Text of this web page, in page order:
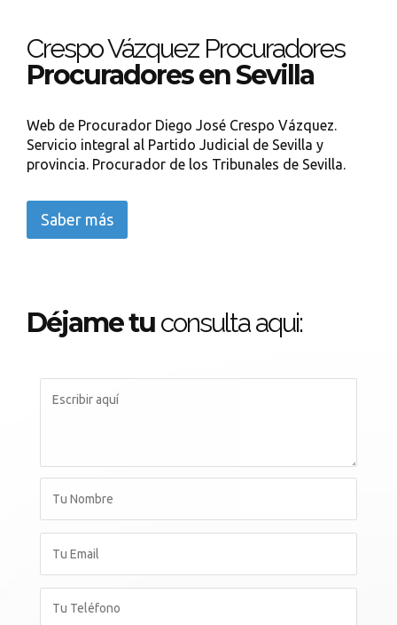
Crespo Vázquez Procuradores
Procuradores en Sevilla
Web de Procurador Diego José Crespo Vázquez.
Servicio integral al Partido Judicial de Sevilla y
provincia. Procurador de los Tribunales de Sevilla.
Saber más
Déjame tu consulta aqui: